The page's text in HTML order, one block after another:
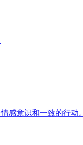
感意识和一致的行动。